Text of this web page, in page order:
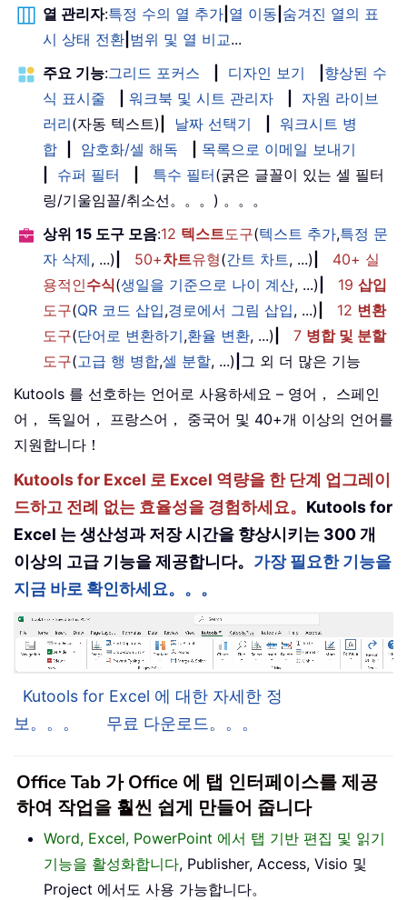
열 관리자:특정 수의 열 추가 열 이동 숨겨진 열의 표
시 상태 전환 범위 및 열 비교...
주요 기능:그리드 포커스 디자인 보기
향상된 수
식 표시줄
워크북 및 시트 관리자
자원 라이브
러리(자동 텍스트) 날짜 선택기
워크시트 병
합
암호화/셀 해독
목록으로 이메일 보내기
슈퍼 필터 특수 필터(굵은 글꼴이 있는 셀 필터
링/기울임꼴/취소선。。。) 。。。
상위 15 도구 모음:12 텍스트도구(텍스트 추가,특정 문
자 삭제, ...) 50+차트유형(간트 차트, ...)
40+ 실
용적인수식(생일을 기준으로 나이 계산, ...) 19 삽입
도구(QR 코드 삽입,경로에서 그림 삽입, ...) 12 변환
도구(단어로 변환하기,환율 변환, ...) 7 병합 및 분할
도구(고급 행 병합,셀 분할, ...) 그 외 더 많은 기능
Kutools 를 선호하는 언어로 사용하세요 – 영어， 스페인
어， 독일어， 프랑스어， 중국어 및 40+개 이상의 언어를
지원합니다！
Kutools for Excel 로 Excel 역량을 한 단계 업그레이
드하고 전례 없는 효율성을 경험하세요。 Kutools for
Excel 는 생산성과 저장 시간을 향상시키는 300 개
이상의 고급 기능을 제공합니다。 가장 필요한 기능을
지금 바로 확인하세요。。。
Kutools for Excel 에 대한 자세한 정
보。。。
무료 다운로드。。。
Office Tab 가 Office 에 탭 인터페이스를 제공
하여 작업을 훨씬 쉽게 만들어 줍니다
Word, Excel, PowerPoint 에서 탭 기반 편집 및 읽기
기능을 활성화합니다, Publisher, Access, Visio 및
Project 에서도 사용 가능합니다。